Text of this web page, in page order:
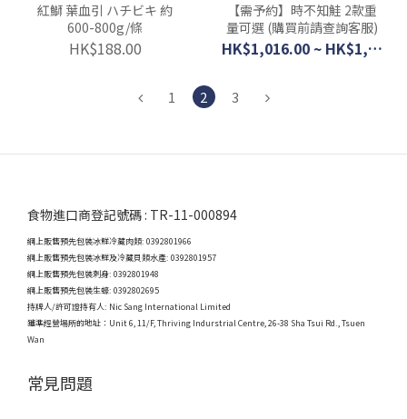
紅鰤 葉血引 ハチビキ 約
600-800g/條
HK$188.00
【需予約】時不知鮭 2款重
量可選 (購買前請查詢客服)
HK$1,016.00 ~ HK$1,950.00
1 2 3
食物進口商登記號碼 : TR-11-000894
網上販售預先包裝冰鮮冷藏肉類: 0392801966
網上販售預先包裝冰鮮及冷藏貝類水產: 0392801957
網上販售預先包裝刺身: 0392801948
網上販售預先包裝生蠔: 0392802695
持牌人/許可證持有人: Nic Sang International Limited
獲準經營場所的地址： Unit 6, 11/F, Thriving Indurstrial Centre, 26-38 Sha Tsui Rd., Tsuen
Wan
常見問題